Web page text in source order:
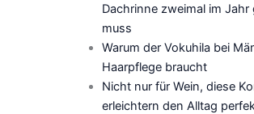
Dachrinne zweimal im
muss
Warum der Vokuhila bei
Haarpflege braucht
Nicht nur für Wein, diese
erleichtern den Alltag